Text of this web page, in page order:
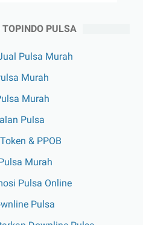
TOPINDO PULSA
Pulsa Murah
Murah
Murah
Pulsa
& PPOB
Murah
Pulsa Online
Pulsa